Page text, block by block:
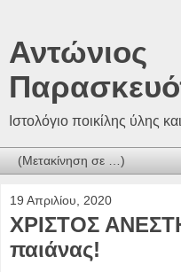
Αντώνιος
Ιστολόγιο ποικίλης ύλης
19 Απριλίου, 2020
ΧΡΙΣΤΟΣ
παιάνας!